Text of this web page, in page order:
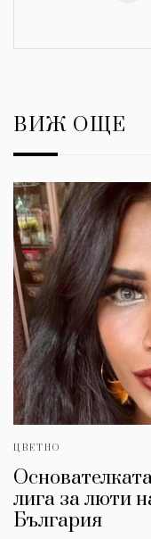
ВИЖ ОЩЕ
ЦВЕТНО
лига за люти
България